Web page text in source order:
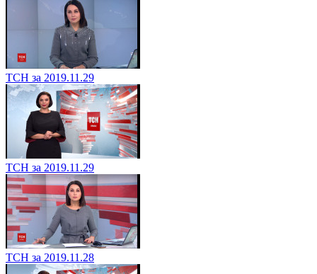
ТСН за 2019.11.29
ТСН за 2019.11.29
ТСН за 2019.11.28